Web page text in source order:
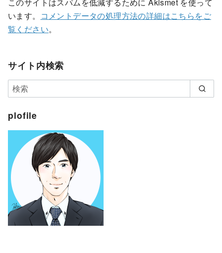
います。
コメントデータの処理方法の詳細はこちらをご
覧ください。
サイト内検索
plofile